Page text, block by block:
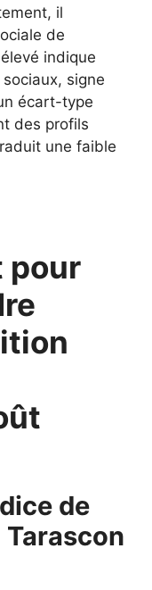
il
de
indique
signe
écart-type
des profils
une faible
pour
de